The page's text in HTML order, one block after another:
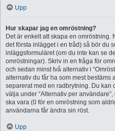
Upp
Hur skapar jag en omröstning?
Det är enkelt att skapa en
det första inlägget i en tråd) så bör du
inläggsformuläret (om du inte kan se
omröstningar). Skriv in en fråga för
och sedan minst två alternativ i
alternativ du får ha som mest
separerat med en radbrytning. Du kan
välja under “Alternativ per
ska vara (0 för en omröstning som
användarna får ändra sin röst.
Upp